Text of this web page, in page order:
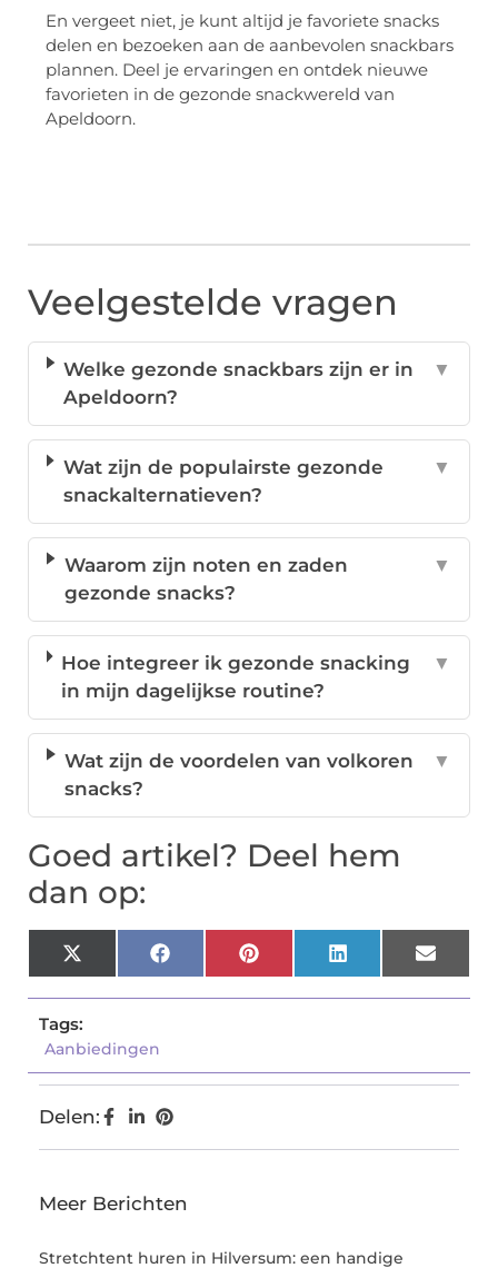
En vergeet niet, je kunt altijd je favoriete snacks
delen en bezoeken aan de aanbevolen snackbars
plannen. Deel je ervaringen en ontdek nieuwe
favorieten in de gezonde snackwereld van
Apeldoorn.
Veelgestelde vragen
Welke gezonde snackbars zijn er in
Apeldoorn?
▼
Wat zijn de populairste gezonde
snackalternatieven?
▼
Waarom zijn noten en zaden
gezonde snacks?
▼
Hoe integreer ik gezonde snacking
in mijn dagelijkse routine?
▼
Wat zijn de voordelen van volkoren
snacks?
▼
Goed artikel? Deel hem
dan op:
X
(Twitter)
FacebookPinterestLinkedInEmail
Tags:
Aanbiedingen
Delen:
Meer Berichten
Stretchtent huren in Hilversum: een handige